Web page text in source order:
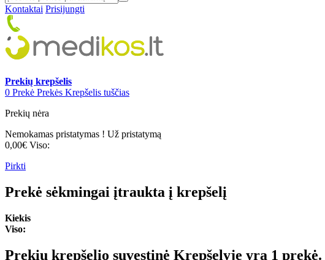
Kontaktai Prisijungti
Prekių krepšelis
0 Prekė Prekės Krepšelis tuščias
Prekių nėra
Nemokamas pristatymas ! Už pristatymą
0,00€ Viso:
Pirkti
Prekė sėkmingai įtraukta į krepšelį
Kiekis
Viso:
Prekių krepšelio suvestinė Krepšelyje yra 1 prekė.